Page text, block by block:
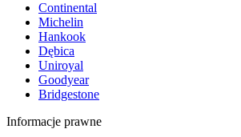
Continental
Michelin
Hankook
Dębica
Uniroyal
Goodyear
Bridgestone
Informacje prawne